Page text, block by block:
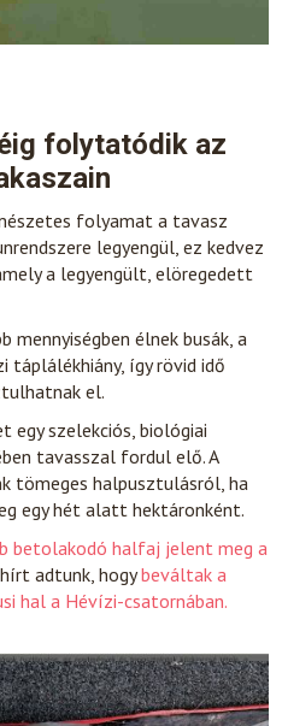
folytatódik az
folyamat a tavasz
legyengül, ez kedvez
a legyengült, elöregedett
mennyiségben élnek busák, a
táplálékhiány, így rövid idő
el.
egy szelekciós, biológiai
tavasszal fordul elő. A
tömeges halpusztulásról, ha
egy hét alatt hektáronként.
betolakodó halfaj jelent meg a
adtunk, hogybeváltak a
hal a Hévízi-csatornában.